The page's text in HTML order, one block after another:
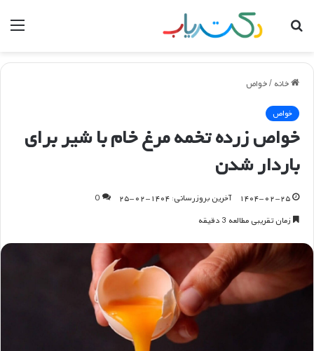
جستجو
خانه /خواص
خواص
خواص زرده تخمه مرغ خام با شیر برای
باردار شدن
۱۴۰۴-۰۲-۲۵ آخرین بروزرسانی: ۱۴۰۴-۰۲-۲۵
0
زمان تقریبی مطالعه 3 دقیقه